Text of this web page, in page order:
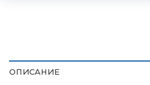
ОПИСАНИЕ